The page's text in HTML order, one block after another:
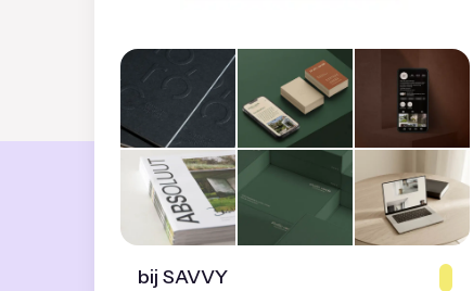
bij SAVVY